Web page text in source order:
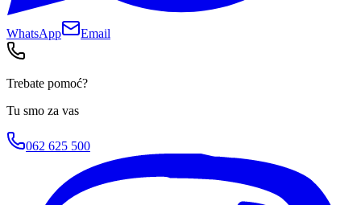
WhatsApp Email
Trebate pomoć?
Tu smo za vas
062 625 500